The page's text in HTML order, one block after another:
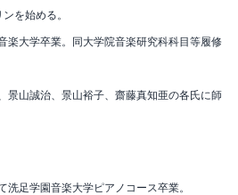
を始める。
楽大学卒業。同大学院音楽研究科科目等履修
景山誠治、景山裕子、齋藤真知亜の各氏に師
ソロ、室内楽の演奏家として幅広く演奏活動
足学園音楽大学ピアノコース卒業。